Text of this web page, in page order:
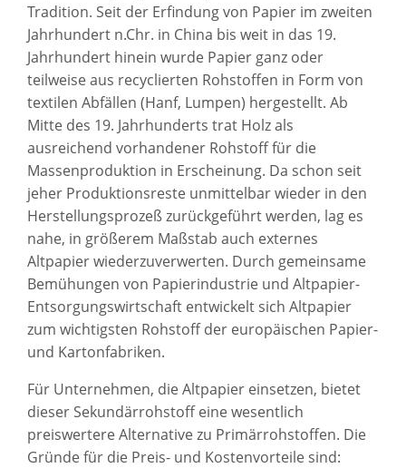
Tradition. Seit der Erfindung von Papier im zweiten
Jahrhundert n.Chr. in China bis weit in das 19.
Jahrhundert hinein wurde Papier ganz oder
teilweise aus recyclierten Rohstoffen in Form von
textilen Abfällen (Hanf, Lumpen) hergestellt. Ab
Mitte des 19. Jahrhunderts trat Holz als
ausreichend vorhandener Rohstoff für die
Massenproduktion in Erscheinung. Da schon seit
jeher Produktionsreste unmittelbar wieder in den
Herstellungsprozeß zurückgeführt werden, lag es
nahe, in größerem Maßstab auch externes
Altpapier wiederzuverwerten. Durch gemeinsame
Bemühungen von Papierindustrie und Altpapier-
Entsorgungswirtschaft entwickelt sich Altpapier
zum wichtigsten Rohstoff der europäischen Papier-
und Kartonfabriken.
Für Unternehmen, die Altpapier einsetzen, bietet
dieser Sekundärrohstoff eine wesentlich
preiswertere Alternative zu Primärrohstoffen. Die
Gründe für die Preis- und Kostenvorteile sind: